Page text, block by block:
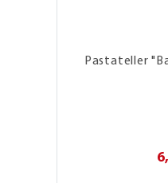
Pastateller